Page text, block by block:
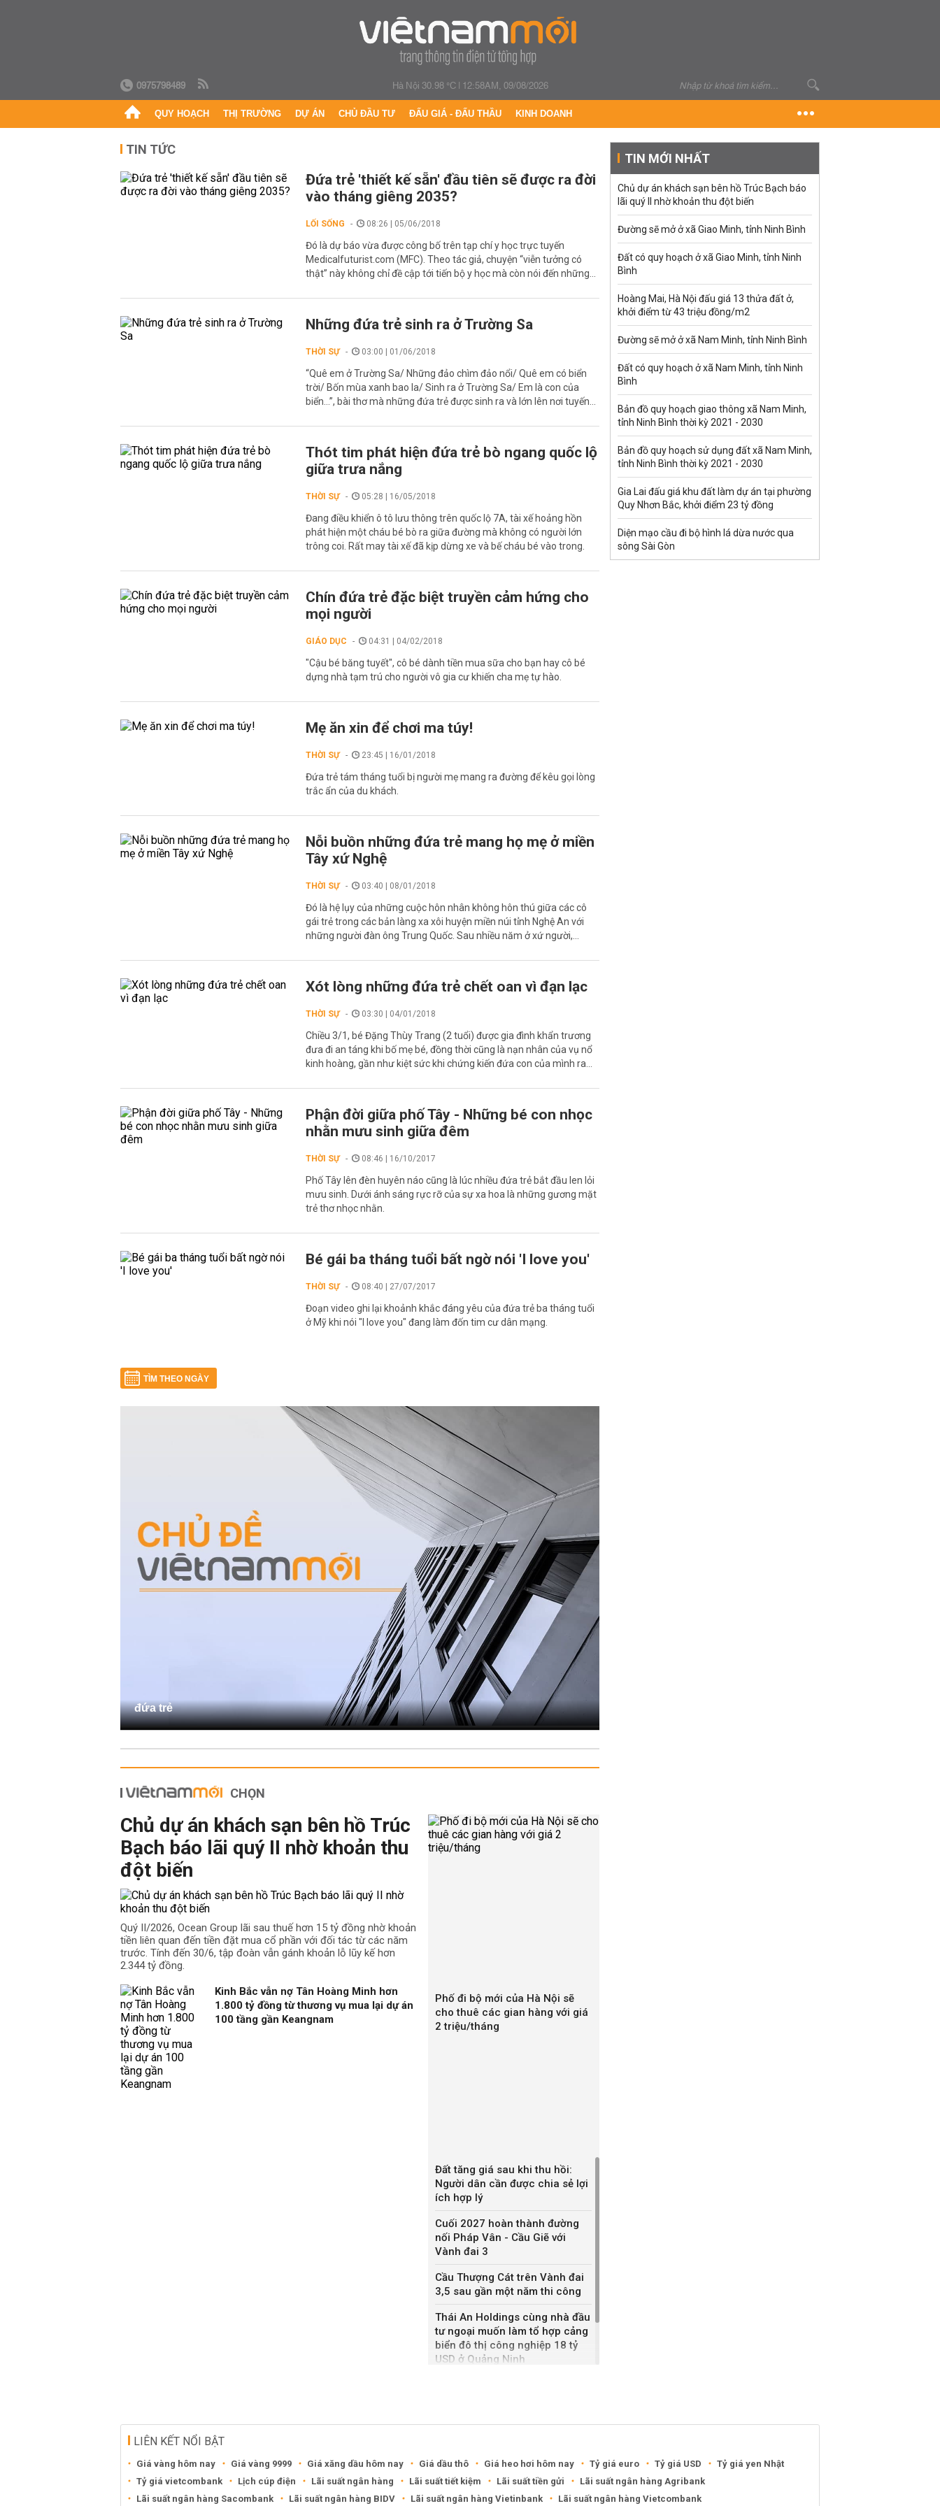
0975798489 Hà Nội 30.98 °C| 12:58AM, 09/08/2026
QUY HOẠCH THỊ TRƯỜNG DỰ ÁN CHỦ ĐẦU TƯ ĐẤU GIÁ - ĐẤU THẦU KINH DOANH
TIN TỨC
Đứa trẻ 'thiết kế sẵn' đầu tiên sẽ được ra đời
vào tháng giêng 2035?
LỐI SỐNG 08:26 | 05/06/2018
Đó là dự báo vừa được công bố trên tạp chí y học trực tuyến
Medicalfuturist.com (MFC). Theo tác giả, chuyện “viễn tưởng có
thật” này không chỉ đề cập tới tiến bộ y học mà còn nói đến những...
Những đứa trẻ sinh ra ở Trường Sa
THỜI SỰ 03:00 | 01/06/2018
“Quê em ở Trường Sa/ Những đảo chìm đảo nổi/ Quê em có biển
trời/ Bốn mùa xanh bao la/ Sinh ra ở Trường Sa/ Em là con của
biển…”, bài thơ mà những đứa trẻ được sinh ra và lớn lên nơi tuyến...
Thót tim phát hiện đứa trẻ bò ngang quốc lộ
giữa trưa nắng
THỜI SỰ 05:28 | 16/05/2018
Đang điều khiển ô tô lưu thông trên quốc lộ 7A, tài xế hoảng hồn
phát hiện một cháu bé bò ra giữa đường mà không có người lớn
trông coi. Rất may tài xế đã kịp dừng xe và bế cháu bé vào trong.
Chín đứa trẻ đặc biệt truyền cảm hứng cho
mọi người
GIÁO DỤC 04:31 | 04/02/2018
"Cậu bé băng tuyết", cô bé dành tiền mua sữa cho bạn hay cô bé
dựng nhà tạm trú cho người vô gia cư khiến cha mẹ tự hào.
Mẹ ăn xin để chơi ma túy!
THỜI SỰ 23:45 | 16/01/2018
Đứa trẻ tám tháng tuổi bị người mẹ mang ra đường để kêu gọi lòng
trắc ẩn của du khách.
Nỗi buồn những đứa trẻ mang họ mẹ ở miền
Tây xứ Nghệ
THỜI SỰ 03:40 | 08/01/2018
Đó là hệ lụy của những cuộc hôn nhân không hôn thú giữa các cô
gái trẻ trong các bản làng xa xôi huyện miền núi tỉnh Nghệ An với
những người đàn ông Trung Quốc. Sau nhiều năm ở xứ người,...
Xót lòng những đứa trẻ chết oan vì đạn lạc
THỜI SỰ 03:30 | 04/01/2018
Chiều 3/1, bé Đặng Thùy Trang (2 tuổi) được gia đình khẩn trương
đưa đi an táng khi bố mẹ bé, đồng thời cũng là nạn nhân của vụ nổ
kinh hoàng, gần như kiệt sức khi chứng kiến đứa con của mình ra...
Phận đời giữa phố Tây - Những bé con nhọc
nhằn mưu sinh giữa đêm
THỜI SỰ 08:46 | 16/10/2017
Phố Tây lên đèn huyên náo cũng là lúc nhiều đứa trẻ bắt đầu len lỏi
mưu sinh. Dưới ánh sáng rực rỡ của sự xa hoa là những gương mặt
trẻ thơ nhọc nhằn.
Bé gái ba tháng tuổi bất ngờ nói 'I love you'
THỜI SỰ 08:40 | 27/07/2017
Đoạn video ghi lại khoảnh khắc đáng yêu của đứa trẻ ba tháng tuổi
ở Mỹ khi nói "I love you" đang làm đốn tim cư dân mạng.
TÌM THEO NGÀY
đứa trẻ
CHỌN
Chủ dự án khách sạn bên hồ Trúc
Bạch báo lãi quý II nhờ khoản thu
đột biến
Quý II/2026, Ocean Group lãi sau thuế hơn 15 tỷ đồng nhờ khoản
tiền liên quan đến tiền đặt mua cổ phần với đối tác từ các năm
trước. Tính đến 30/6, tập đoàn vẫn gánh khoản lỗ lũy kế hơn
2.344 tỷ đồng.
Kinh Bắc vẫn nợ Tân Hoàng Minh hơn
1.800 tỷ đồng từ thương vụ mua lại dự án
100 tầng gần Keangnam
Phố đi bộ mới của Hà Nội sẽ
cho thuê các gian hàng với giá
2 triệu/tháng
Đất tăng giá sau khi thu hồi:
Người dân cần được chia sẻ lợi
ích hợp lý
Cuối 2027 hoàn thành đường
nối Pháp Vân - Cầu Giẽ với
Vành đai 3
Cầu Thượng Cát trên Vành đai
3,5 sau gần một năm thi công
Thái An Holdings cùng nhà đầu
tư ngoại muốn làm tổ hợp cảng
biển đô thị công nghiệp 18 tỷ
USD ở Quảng Ninh
TIN MỚI NHẤT
Chủ dự án khách sạn bên hồ Trúc Bạch báo
lãi quý II nhờ khoản thu đột biến
Đường sẽ mở ở xã Giao Minh, tỉnh Ninh Bình
Đất có quy hoạch ở xã Giao Minh, tỉnh Ninh
Bình
Hoàng Mai, Hà Nội đấu giá 13 thửa đất ở,
khởi điểm từ 43 triệu đồng/m2
Đường sẽ mở ở xã Nam Minh, tỉnh Ninh Bình
Đất có quy hoạch ở xã Nam Minh, tỉnh Ninh
Bình
Bản đồ quy hoạch giao thông xã Nam Minh,
tỉnh Ninh Bình thời kỳ 2021 - 2030
Bản đồ quy hoạch sử dụng đất xã Nam Minh,
tỉnh Ninh Bình thời kỳ 2021 - 2030
Gia Lai đấu giá khu đất làm dự án tại phường
Quy Nhơn Bắc, khởi điểm 23 tỷ đồng
Diện mạo cầu đi bộ hình lá dừa nước qua
sông Sài Gòn
LIÊN KẾT NỔI BẬT
Giá vàng hôm nay Giá vàng 9999 Giá xăng dầu hôm nay Giá dầu thô Giá heo hơi hôm nay Tỷ giá euro Tỷ giá USD
Tỷ giá yen Nhật
Tỷ giá vietcombank
Lịch cúp điện Lãi suất ngân hàng Lãi suất tiết kiệm Lãi suất tiền gửi
Lãi suất ngân hàng Agribank
Lãi suất ngân hàng Sacombank
Lãi suất ngân hàng BIDV Lãi suất ngân hàng Vietinbank Lãi suất ngân hàng Vietcombank